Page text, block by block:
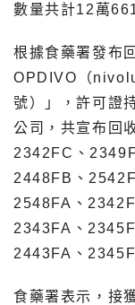
數量共計12萬
根據食藥署發布
OPDIVO（
號）」，許可證
公司，共宣布回
2342FC、
2448FB、
2548FA、
2343FA、
2443FA、
食藥署表示，接